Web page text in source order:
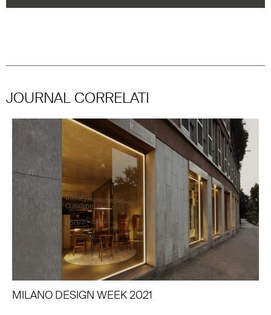
JOURNAL CORRELATI
MILANO DESIGN WEEK 2021